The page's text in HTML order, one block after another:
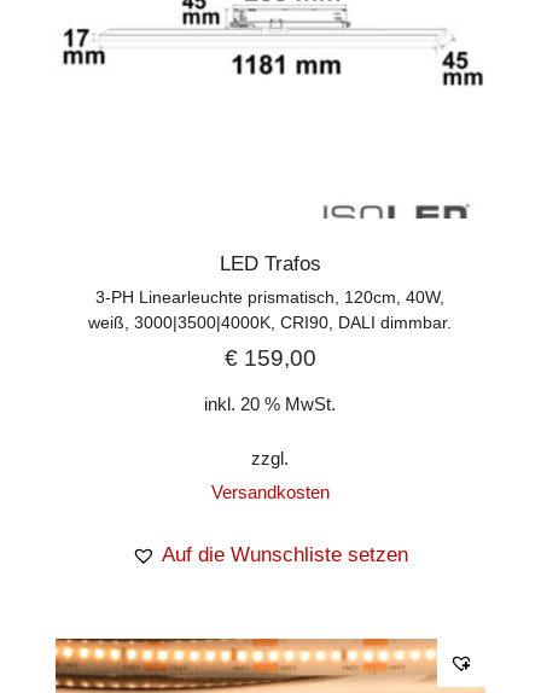
LED Trafos
3-PH Linearleuchte prismatisch, 120cm, 40W,
weiß, 3000|3500|4000K, CRI90, DALI dimmbar.
€159,00
inkl. 20 % MwSt.
zzgl.
Versandkosten
Auf die Wunschliste setzen